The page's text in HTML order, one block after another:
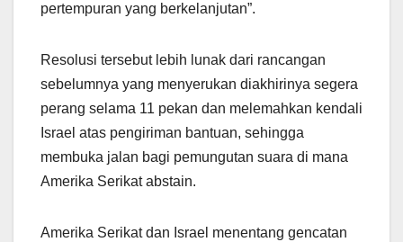
pertempuran yang berkelanjutan”.
Resolusi tersebut lebih lunak dari rancangan
sebelumnya yang menyerukan diakhirinya segera
perang selama 11 pekan dan melemahkan kendali
Israel atas pengiriman bantuan, sehingga
membuka jalan bagi pemungutan suara di mana
Amerika Serikat abstain.
Amerika Serikat dan Israel menentang gencatan